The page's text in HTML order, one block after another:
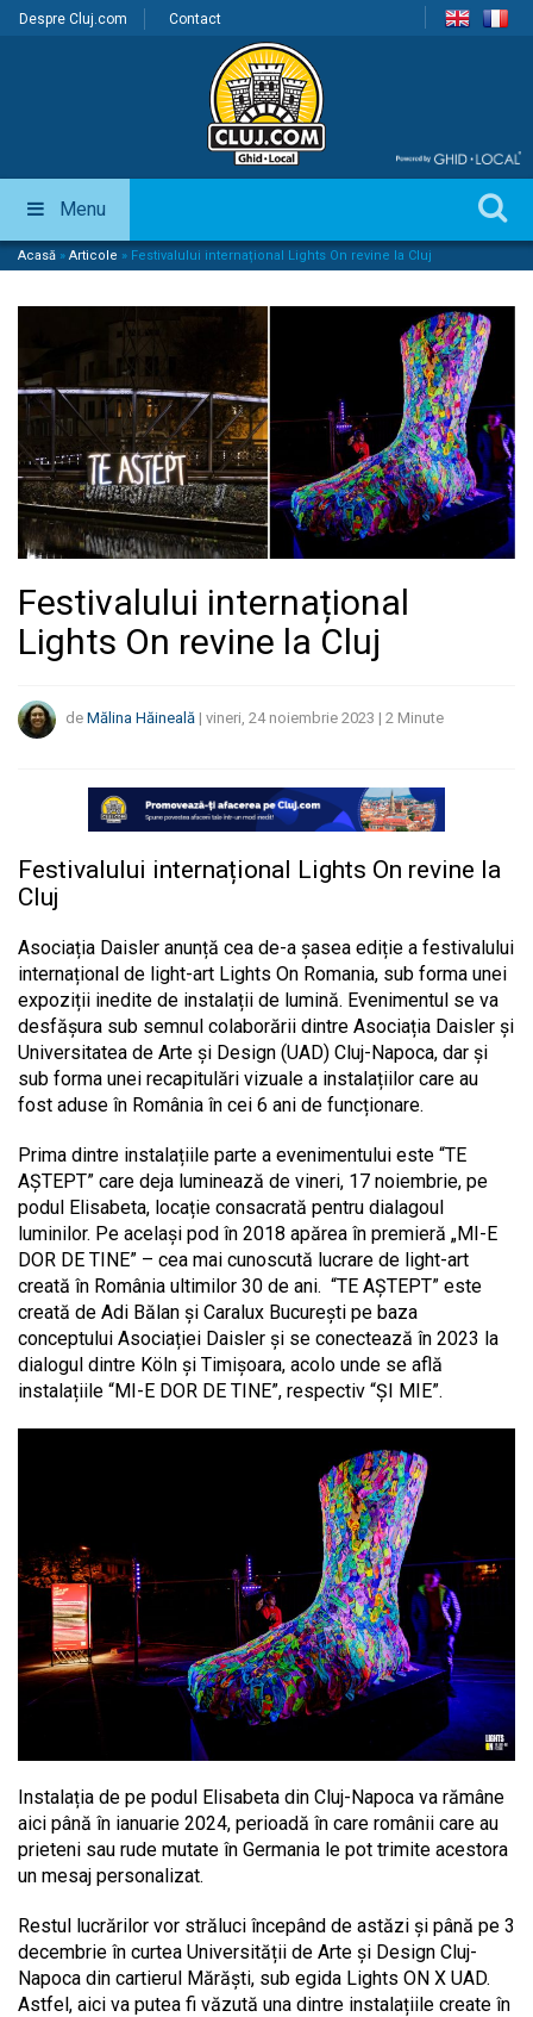
Despre Cluj.com Contact
Menu
Acasă » Articole » Festivalului internațional Lights On revine la Cluj
Festivalului internațional
Lights On revine la Cluj
de Mălina Hăineală | vineri, 24 noiembrie 2023 | 2 Minute
Festivalului internațional Lights On revine la
Cluj
Asociația Daisler anunță cea de-a șasea ediție a festivalului
internațional de light-art Lights On Romania, sub forma unei
expoziții inedite de instalații de lumină. Evenimentul se va
desfășura sub semnul colaborării dintre Asociația Daisler și
Universitatea de Arte și Design (UAD) Cluj-Napoca, dar și
sub forma unei recapitulări vizuale a instalațiilor care au
fost aduse în România în cei 6 ani de funcționare.
Prima dintre instalațiile parte a evenimentului este “TE
AȘTEPT” care deja luminează de vineri, 17 noiembrie, pe
podul Elisabeta, locație consacrată pentru dialagoul
luminilor. Pe același pod în 2018 apărea în premieră „MI-E
DOR DE TINE” – cea mai cunoscută lucrare de light-art
creată în România ultimilor 30 de ani. “TE AȘTEPT” este
creată de Adi Bălan și Caralux București pe baza
conceptului Asociației Daisler și se conectează în 2023 la
dialogul dintre Köln și Timișoara, acolo unde se află
instalațiile “MI-E DOR DE TINE”, respectiv “ȘI MIE”.
Instalația de pe podul Elisabeta din Cluj-Napoca va rămâne
aici până în ianuarie 2024, perioadă în care românii care au
prieteni sau rude mutate în Germania le pot trimite acestora
un mesaj personalizat.
Restul lucrărilor vor străluci începând de astăzi și până pe 3
decembrie în curtea Universității de Arte și Design Cluj-
Napoca din cartierul Mărăști, sub egida Lights ON X UAD.
Astfel, aici va putea fi văzută una dintre instalațiile create în